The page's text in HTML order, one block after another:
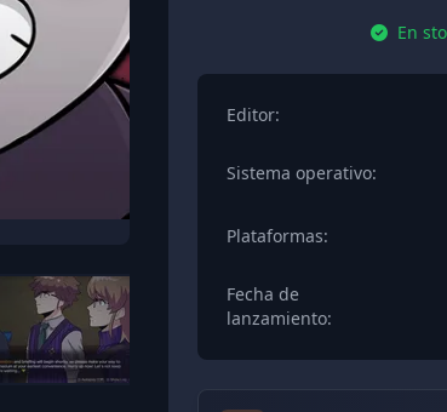
En
Editor:
Sistema operativo:
Plataformas:
Fecha de
lanzamiento: